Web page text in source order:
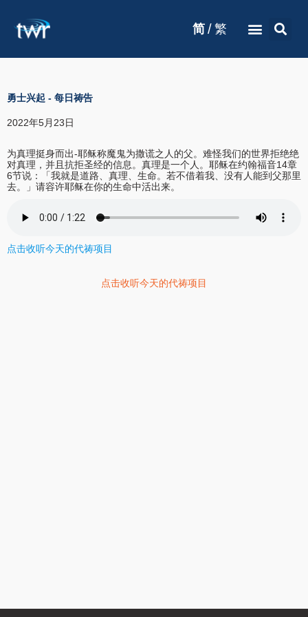
简 / 繁
勇士兴起 - 每日祷告
2022年5月23日
为真理挺身而出-耶稣称魔鬼为撒谎之人的父。难怪我们的世界拒绝绝
对真理，并且抗拒圣经的信息。真理是一个人。耶稣在约翰福音14章
6节说：「我就是道路、真理、生命。若不借着我、没有人能到父那里
去。」请容许耶稣在你的生命中活出来。
点击收听今天的代祷项目
点击收听今天的代祷项目